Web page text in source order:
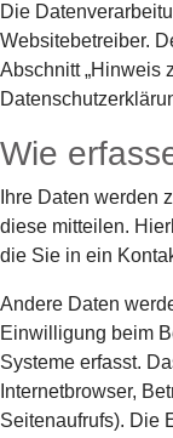
Die
Websitebetreiber.
Abschnitt „Hinweis
Wie
Ihre Daten werden
diese mitteilen.
die Sie in ein
Andere Daten
Einwilligung beim
Systeme erfasst.
Internetbrowser,
Seitenaufrufs). Die